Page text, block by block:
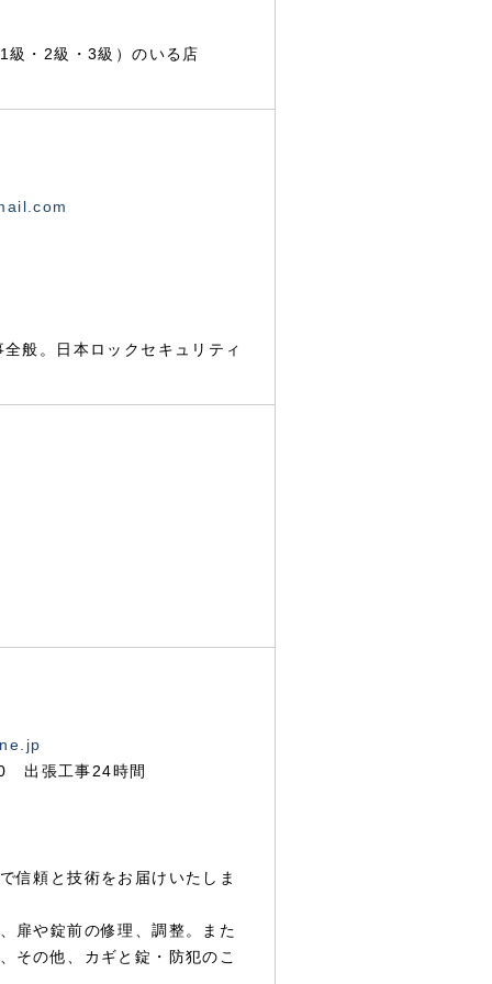
・2級・3級）のいる店
般。日本ロックセキュリティ
出張工事24時間
信頼と技術をお届けいたしま
扉や錠前の修理、調整。また
その他、カギと錠・防犯のこ